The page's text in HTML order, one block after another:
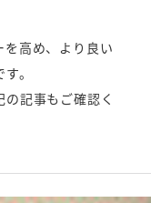
高め、より良い
。
記事もご確認く